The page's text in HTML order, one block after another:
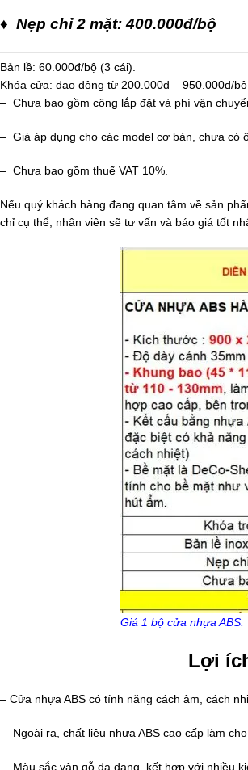
♦ Nẹp chỉ 2 mặt: 400.000đ/bộ
Bản lề: 60.000đ/bộ (3 cái).
Khóa cửa: dao động từ 200.000đ – 950.000đ/
– Chưa bao gồm công lắp đặt và phí vận
– Giá áp dụng cho các model cơ bản, chưa có
– Chưa bao gồm thuế VAT 10%.
Nếu quý khách hàng đang quan tâm về sản
chỉ cụ thể, nhân viên sẽ tư vấn và báo giá tốt
Giá 1 bộ cửa nhựa ABS.
Lợi
– Cửa nhựa ABS có tính năng cách âm, cách
– Ngoài ra, chất liệu nhựa ABS cao cấp làm
– Màu sắc vân gỗ đa dạng, kết hợp với nhiều